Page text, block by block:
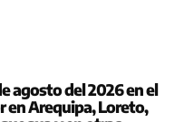
agosto del 2026 en el
en Arequipa, Loreto,